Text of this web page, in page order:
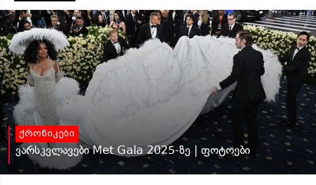
ქრონიკები
ვარსკვლავები Met Gala 2025-ზე | ფოტოები